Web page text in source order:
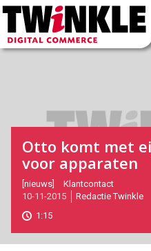
Twinkle
Digital
Commerce
Hoofdmenu
Otto komt met
voor apparaten
2015-
11-
10T12:14:00
2017-
05-
[nieuws]
Klantcontact
10-11-2015
Redactie Twinkle
1:15